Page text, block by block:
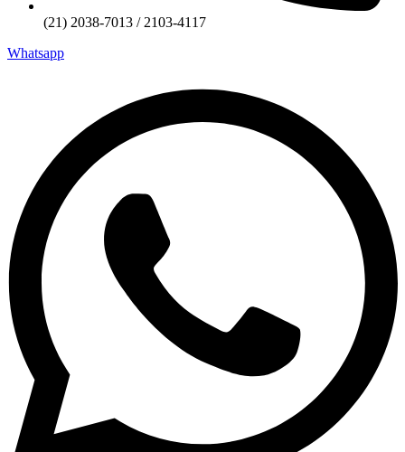
(21) 2038-7013 / 2103-4117
Whatsapp